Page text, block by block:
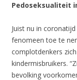
Pedoseksualiteit
Juist nu in
fenomeen toe te
complotdenkers
kindermisbruikers.
bevolking